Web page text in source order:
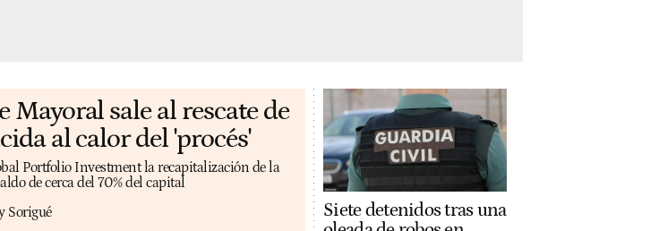
sale al rescate de
al calor del 'procés'
Portfolio Investment la recapitalización de la
de cerca del 70% del capital
Sorigué
Siete detenidos tras una